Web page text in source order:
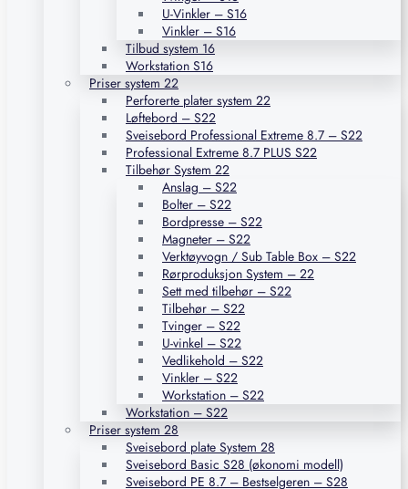
U-Vinkler – S16
Vinkler – S16
Tilbud system 16
Workstation S16
Priser system 22
Perforerte plater system 22
Løftebord – S22
Sveisebord Professional Extreme 8.7 – S22
Professional Extreme 8.7 PLUS S22
Tilbehør System 22
Anslag – S22
Bolter – S22
Bordpresse – S22
Magneter – S22
Verktøyvogn / Sub Table Box – S22
Rørproduksjon System – 22
Sett med tilbehør – S22
Tilbehør – S22
Tvinger – S22
U-vinkel – S22
Vedlikehold – S22
Vinkler – S22
Workstation – S22
Workstation – S22
Priser system 28
Sveisebord plate System 28
Sveisebord Basic S28 (økonomi modell)
Sveisebord PE 8.7 – Bestselgeren – S28